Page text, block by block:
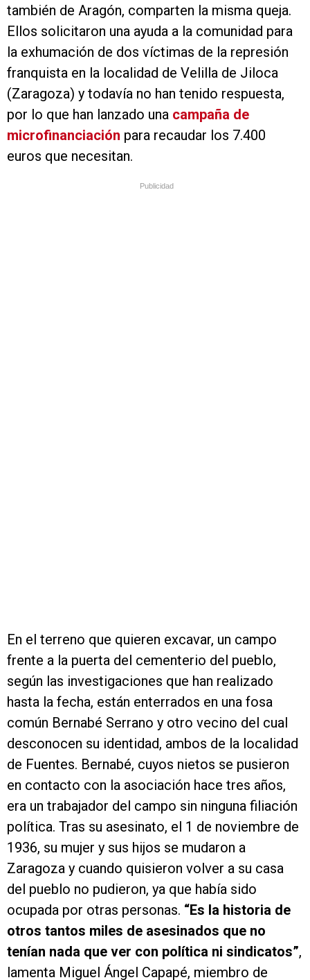
también de Aragón, comparten la misma queja.
Ellos solicitaron una ayuda a la comunidad para
la exhumación de dos víctimas de la represión
franquista en la localidad de Velilla de Jiloca
(Zaragoza) y todavía no han tenido respuesta,
por lo que han lanzado una campaña de
microfinanciación para recaudar los 7.400
euros que necesitan.
Publicidad
En el terreno que quieren excavar, un campo
frente a la puerta del cementerio del pueblo,
según las investigaciones que han realizado
hasta la fecha, están enterrados en una fosa
común Bernabé Serrano y otro vecino del cual
desconocen su identidad, ambos de la localidad
de Fuentes. Bernabé, cuyos nietos se pusieron
en contacto con la asociación hace tres años,
era un trabajador del campo sin ninguna filiación
política. Tras su asesinato, el 1 de noviembre de
1936, su mujer y sus hijos se mudaron a
Zaragoza y cuando quisieron volver a su casa
del pueblo no pudieron, ya que había sido
ocupada por otras personas. “Es la historia de
otros tantos miles de asesinados que no
tenían nada que ver con política ni sindicatos”,
lamenta Miguel Ángel Capapé, miembro de